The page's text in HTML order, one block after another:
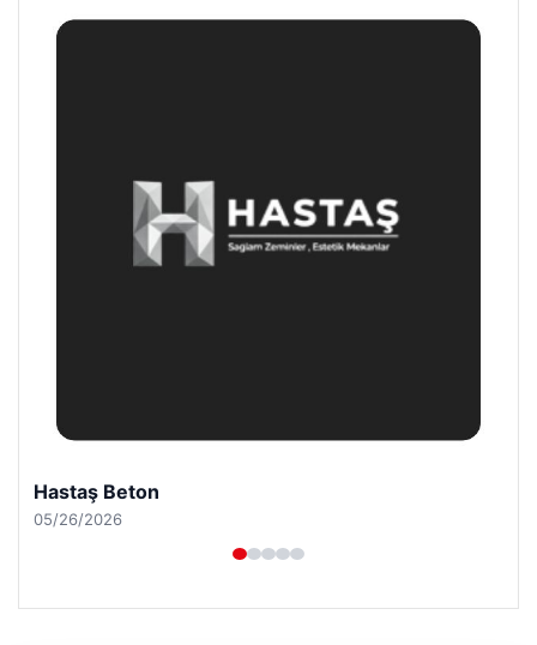
Prenses Night Club
04/29/2026